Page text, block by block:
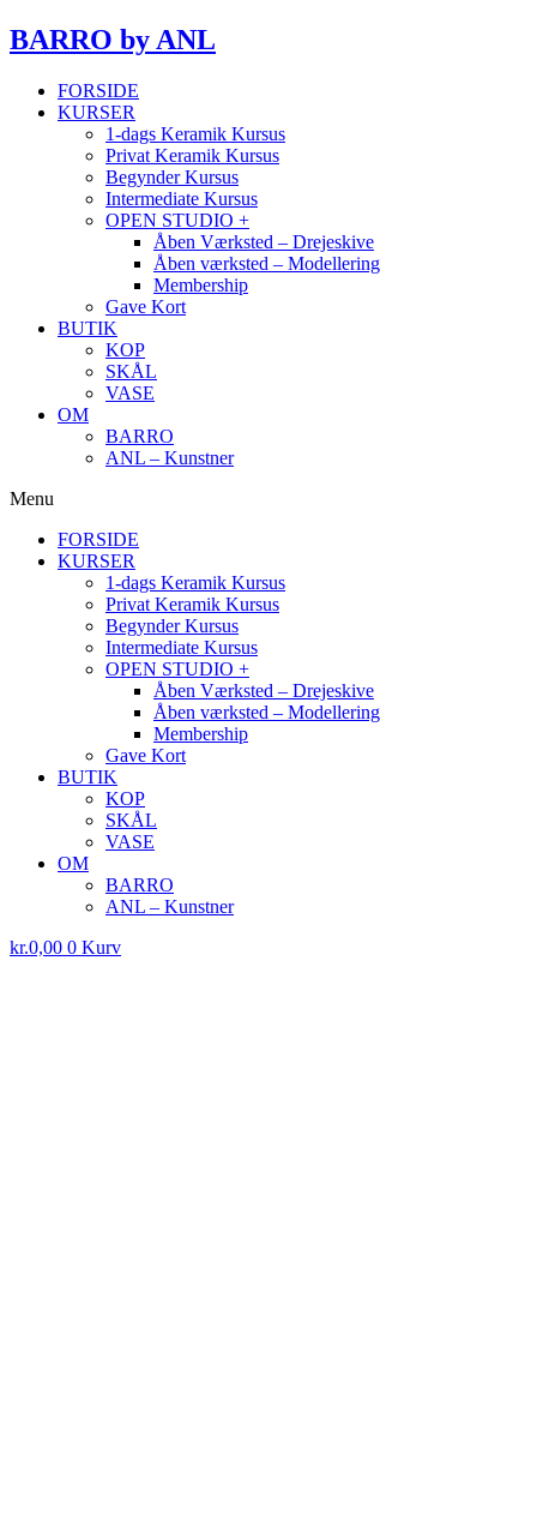
BARRO by ANL
FORSIDE
KURSER
1-dags Keramik Kursus
Privat Keramik Kursus
Begynder Kursus
Intermediate Kursus
OPEN STUDIO +
Åben Værksted – Drejeskive
Åben værksted – Modellering
Membership
Gave Kort
BUTIK
KOP
SKÅL
VASE
OM
BARRO
ANL – Kunstner
Menu
FORSIDE
KURSER
1-dags Keramik Kursus
Privat Keramik Kursus
Begynder Kursus
Intermediate Kursus
OPEN STUDIO +
Åben Værksted – Drejeskive
Åben værksted – Modellering
Membership
Gave Kort
BUTIK
KOP
SKÅL
VASE
OM
BARRO
ANL – Kunstner
kr.0,00 0 Kurv